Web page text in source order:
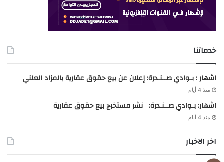
خدماتنا
اشهار : بـوادي صــنـدرة: إعلان عن بيع حقوق عقارية بالمزاد العلني
منذ 4 أيام
اشهار: بـوادي صــنـدرة: نشر مستخرج بيع حقوق عقارية
منذ 4 أيام
اخر الاخبار